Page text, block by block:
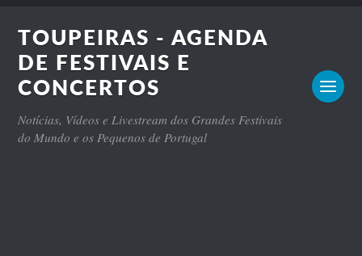
TOUPEIRAS - AGENDA
DE FESTIVAIS E
CONCERTOS
Notícias, Vídeos e Livestream dos Grandes Festivais
do Mundo e os Pequenos de Portugal